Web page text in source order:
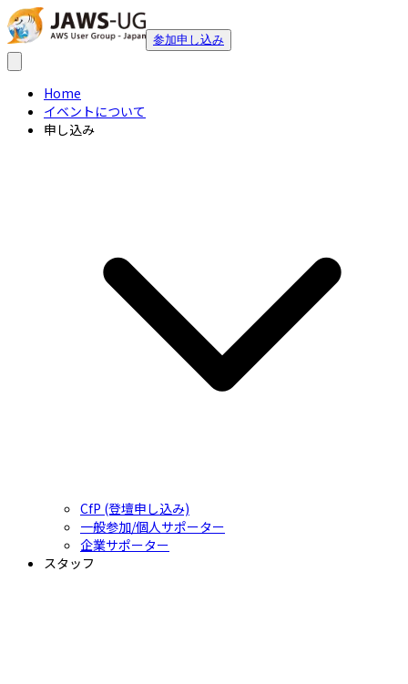
参加申し込み
Home
イベントについて
申し込み
CfP (登壇申し込み)
一般参加/個人サポーター
企業サポーター
スタッフ